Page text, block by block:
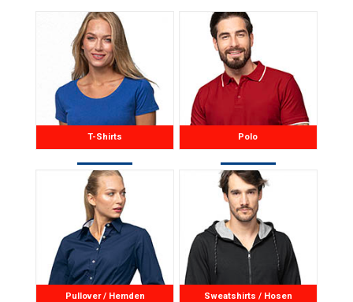
T-Shirts Polo
Pullover / Hemden Sweatshirts / Hosen